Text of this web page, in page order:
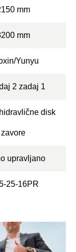
mm
mm
Yunyu
2 zadaj 1
disk
zavore
upravljano
25-16PR